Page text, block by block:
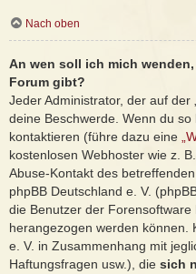
Nach oben
An wen soll ich mich
Forum gibt?
Jeder Administrator, der auf der
deine Beschwerde. Wenn du
kontaktieren (führe dazu eine
kostenlosen Webhoster wie z.
Abuse-Kontakt des
phpBB Deutschland e. V.
die Benutzer der
herangezogen werden können.
e. V. in Zusammenhang mit
Haftungsfragen usw.), die sich